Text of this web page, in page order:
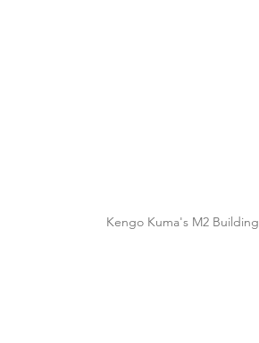
Kengo Kuma's M2 Building